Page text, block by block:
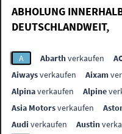
ABHOLUNG
DEUTSCHLANDWEIT,
A Abarthverkaufen
Aiwaysverkaufen Aixam
Alpinaverkaufen Alpine
Asia Motorsverkaufen
Audi verkaufen Austin